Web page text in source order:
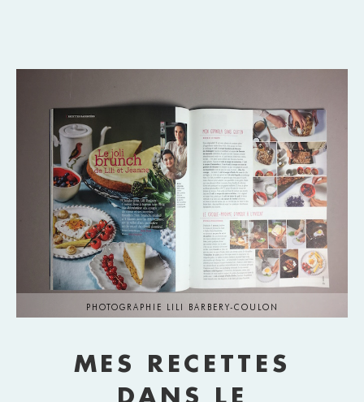
PHOTOGRAPHIE LILI BARBERY-COULON
MES RECETTES
DANS LE